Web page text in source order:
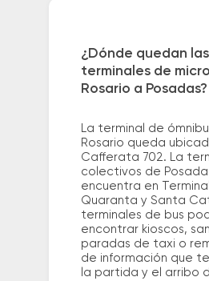
¿Dónde quedan las
terminales de
Rosario a Posadas?
La terminal de
Rosario queda
Cafferata 702. La
colectivos de
encuentra en
Quaranta y Santa
terminales de bus
encontrar kioscos,
paradas de taxi o
de información que
la partida y el arribo